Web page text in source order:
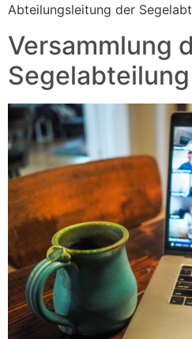
Abteilungsleitung der
Versammlung
Segelabteilung